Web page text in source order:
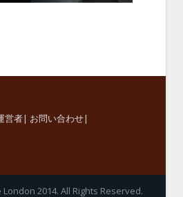
営者| お問い合わせ|
2014. All Rights Reserved.